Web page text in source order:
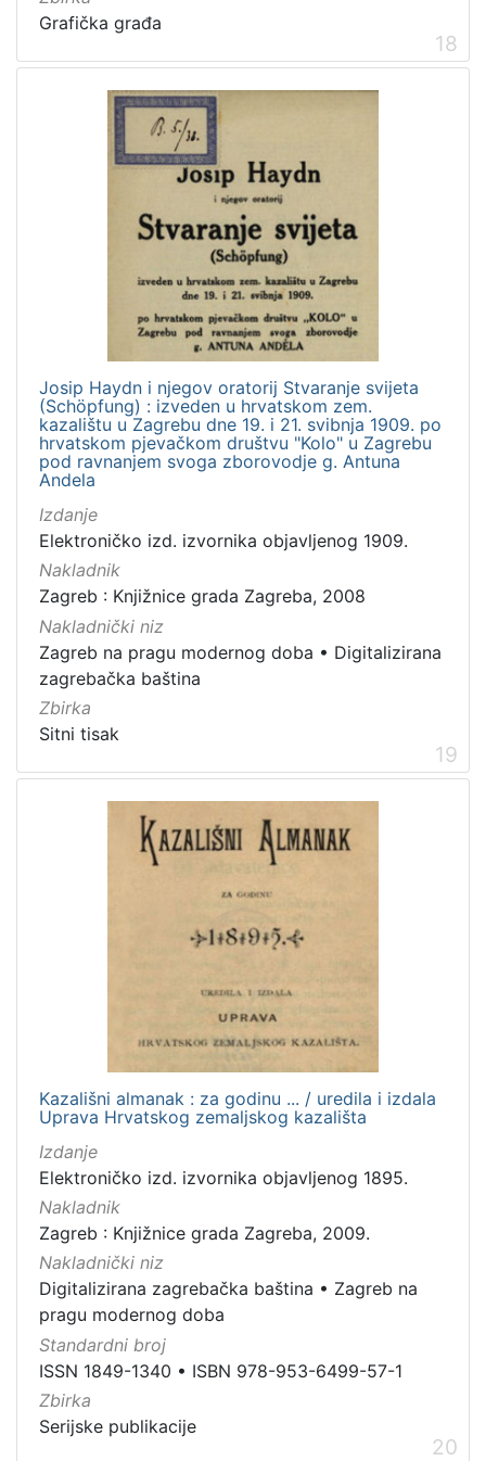
Grafička građa
18
Josip Haydn i njegov oratorij Stvaranje svijeta
(Schöpfung) : izveden u hrvatskom zem.
kazalištu u Zagrebu dne 19. i 21. svibnja 1909. po
hrvatskom pjevačkom društvu "Kolo" u Zagrebu
pod ravnanjem svoga zborovodje g. Antuna
Andela
Izdanje
Elektroničko izd. izvornika objavljenog 1909.
Nakladnik
Zagreb : Knjižnice grada Zagreba, 2008
Nakladnički niz
Zagreb na pragu modernog doba • Digitalizirana
zagrebačka baština
Zbirka
Sitni tisak
19
Kazališni almanak : za godinu ... / uredila i izdala
Uprava Hrvatskog zemaljskog kazališta
Izdanje
Elektroničko izd. izvornika objavljenog 1895.
Nakladnik
Zagreb : Knjižnice grada Zagreba, 2009.
Nakladnički niz
Digitalizirana zagrebačka baština • Zagreb na
pragu modernog doba
Standardni broj
ISSN 1849-1340 • ISBN 978-953-6499-57-1
Zbirka
Serijske publikacije
20